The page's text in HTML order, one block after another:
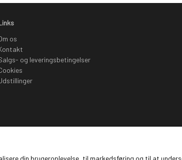
os
og leveringsbetingelser
din brugeroplevelse, til markedsføring og til at